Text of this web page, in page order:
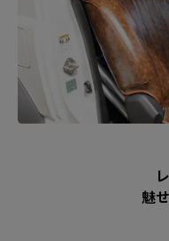
魅